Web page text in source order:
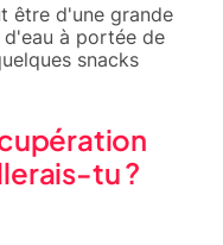
être d'une grande
à portée de
snacks
tu ?